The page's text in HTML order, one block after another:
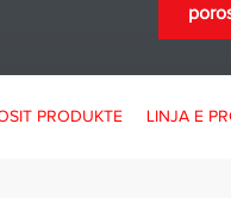
PRODUKTE LINJA E